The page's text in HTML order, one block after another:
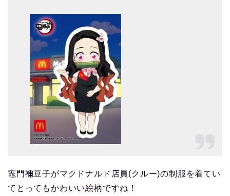
竈門禰豆子がマクドナルド店員(クルー)の制服を着てい
てとってもかわいい絵柄ですね！